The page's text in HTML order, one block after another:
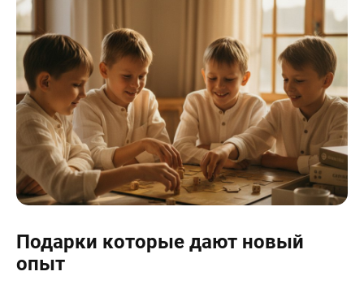
Подарки которые дают новый
опыт